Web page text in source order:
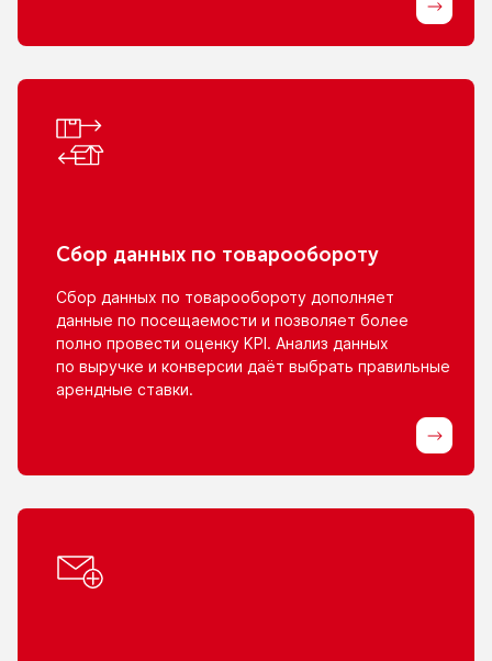
Сбор данных по товарообороту
Сбор данных по товарообороту дополняет
данные по посещаемости и позволяет более
полно провести оценку KPI. Анализ данных
по выручке и конверсии даёт выбрать правильные
арендные ставки.